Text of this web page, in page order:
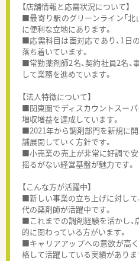
【店舗情報と応需状況について】
■最寄り駅のグリーンライン「北
に便利な立地にあります。
■応需科目は面対応であり、1日
落ち着いています。
■常勤薬剤師2名、契約社員2名、
して業務を進めています。
【法人特徴について】
■関東圏でディスカウントスーパ
増収増益を達成しています。
■2021年から調剤部門を新規に
舗展開していく方針です。
■小売業の売上が非常に好調で安
揺るがない経営基盤が魅力です。
【こんな方が活躍中】
■新しい事業の立ち上げに対して
代の薬剤師が活躍中です。
■これまでの調剤経験を活かし
的に関わっている方がいます。
■キャリアアップへの意欲が高
格して活躍している実績がありま